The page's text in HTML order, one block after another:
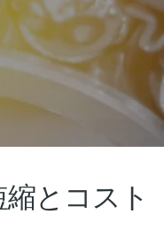
とコスト